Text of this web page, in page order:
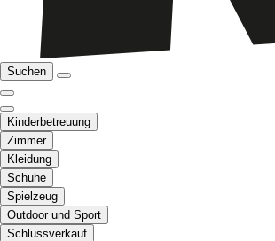
Suchen
Kinderbetreuung
Zimmer
Kleidung
Schuhe
Spielzeug
Outdoor und Sport
Schlussverkauf